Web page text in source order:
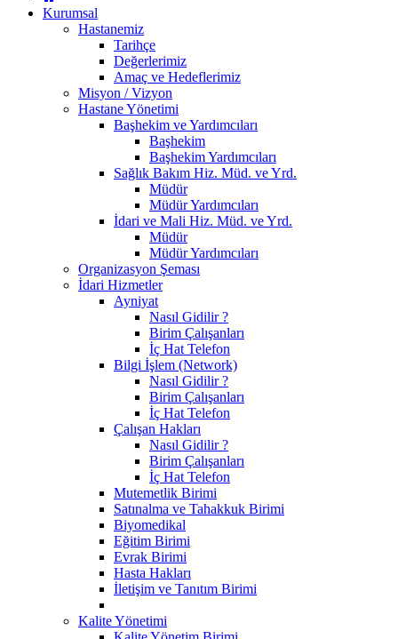
Kurumsal
Hastanemiz
Tarihçe
Değerlerimiz
Amaç ve Hedeflerimiz
Misyon / Vizyon
Hastane Yönetimi
Başhekim ve Yardımcıları
Başhekim
Başhekim Yardımcıları
Sağlık Bakım Hiz. Müd. ve Yrd.
Müdür
Müdür Yardımcıları
İdari ve Mali Hiz. Müd. ve Yrd.
Müdür
Müdür Yardımcıları
Organizasyon Şeması
İdari Hizmetler
Ayniyat
Nasıl Gidilir ?
Birim Çalışanları
İç Hat Telefon
Bilgi İşlem (Network)
Nasıl Gidilir ?
Birim Çalışanları
İç Hat Telefon
Çalışan Hakları
Nasıl Gidilir ?
Birim Çalışanları
İç Hat Telefon
Mutemetlik Birimi
Satınalma ve Tahakkuk Birimi
Biyomedikal
Eğitim Birimi
Evrak Birimi
Hasta Hakları
İletişim ve Tanıtım Birimi
Kalite Yönetimi